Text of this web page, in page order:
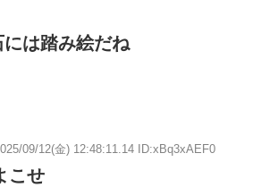
は踏み絵だね
09/12(金) 12:48:11.14 ID:xBq3xAEF0
こせ